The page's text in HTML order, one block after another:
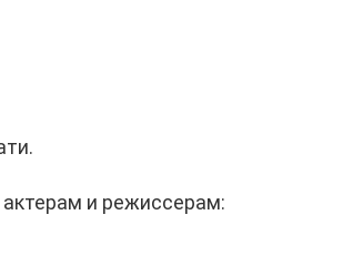
и режиссерам: